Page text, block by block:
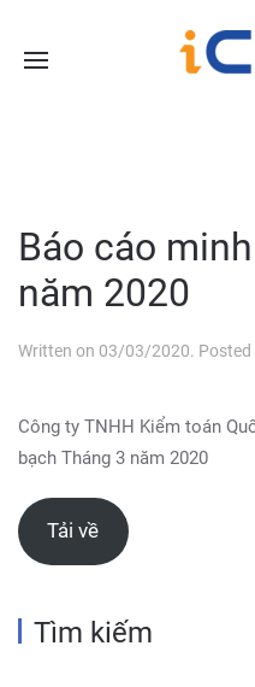
Báo cáo
năm 2020
Written on 03/03/2020. Posted
Công ty TNHH Kiểm toán
bạch Tháng 3 năm 2020
Tải về
Tìm kiếm